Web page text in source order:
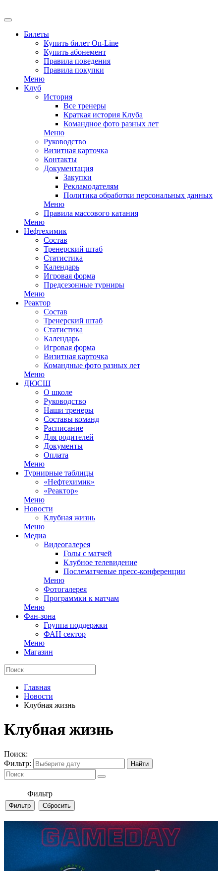
Билеты
Купить билет On-Line
Купить абонемент
Правила поведения
Правила покупки
Меню
Клуб
История
Все тренеры
Краткая история Клуба
Командное фото разных лет
Меню
Руководство
Визитная карточка
Контакты
Документация
Закупки
Рекламодателям
Политика обработки персональных данных
Меню
Правила массового катания
Меню
Нефтехимик
Состав
Тренерский штаб
Статистика
Календарь
Игровая форма
Предсезонные турниры
Меню
Реактор
Состав
Тренерский штаб
Статистика
Календарь
Игровая форма
Визитная карточка
Командные фото разных лет
Меню
ДЮСШ
О школе
Руководство
Наши тренеры
Составы команд
Расписание
Для родителей
Документы
Оплата
Меню
Турнирные таблицы
«Нефтехимик»
«Реактор»
Меню
Новости
Клубная жизнь
Меню
Медиа
Видеогалерея
Голы с матчей
Клубное телевидение
Послематчевые пресс-конференции
Меню
Фотогалерея
Программки к матчам
Меню
Фан-зона
Группа поддержки
ФАН сектор
Меню
Магазин
Главная
Новости
Клубная жизнь
Клубная жизнь
Поиск:
Фильтр:
Фильтр